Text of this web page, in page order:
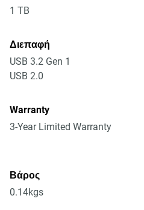
1 TB
Διεπαφή
USB 3.2 Gen 1
USB 2.0
Warranty
3-Year Limited Warranty
Βάρος
0.14kgs